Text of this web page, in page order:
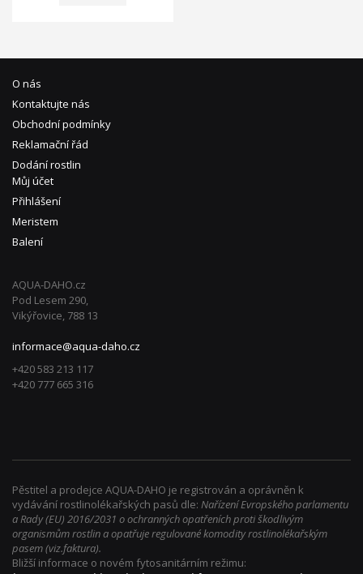
O nás
Kontaktujte nás
Obchodní podmínky
Reklamační řád
Dodání rostlin
Můj účet
Přihlášení
Meristem
Balení
AQUA-DAHO.cz
Pod Lesem 290,
Vikýřovice, 788 13
informace@aqua-daho.cz
+420 583 213 117
+420 777 665 316
Pěstitel a prodejce AQUA-DAHO je registrován a oprávněn k
vydávání rostlinolékařských pasů dle: Nařízení Evropského parlamentu
a Rady (EU) 2016/2031 o ochranných opatřeních proti škodlivým
organismům rostlin a opatřuje regulované komodity rostlinolékařským
pasem (viz.faktura).
Bližší informace o novém fytosanitárním režimu: